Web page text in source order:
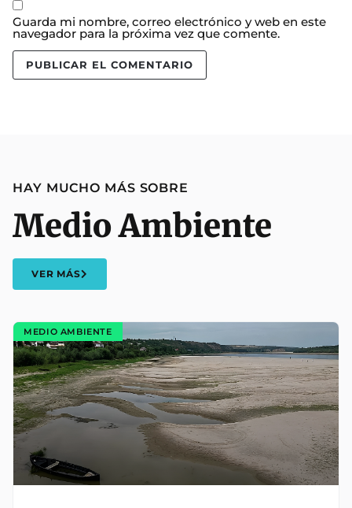
Guarda mi nombre, correo electrónico y web en este
navegador para la próxima vez que comente.
HAY MUCHO MÁS SOBRE
Medio Ambiente
VER MÁS
MEDIO AMBIENTE